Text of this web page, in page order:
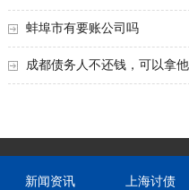
蚌埠市有要账公司吗
成都债务人不还钱，可以拿
新闻资讯 上海讨债